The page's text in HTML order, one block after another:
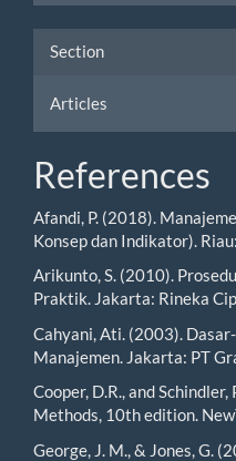
Section
Articles
References
Afandi, P. (2018).
Konsep dan Indikator).
Arikunto, S. (2010).
Praktik. Jakarta: Rineka
Cahyani, Ati. (2003).
Manajemen. Jakarta: PT
Cooper, D.R., and
Methods, 10th edition.
George, J. M., & Jones, G.